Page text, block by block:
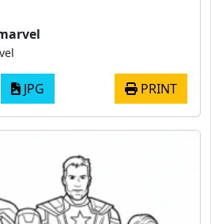
JPG PRINT